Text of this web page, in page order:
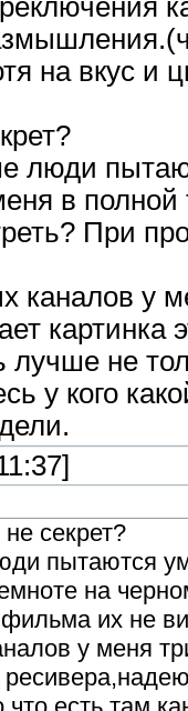
на вкус и
люди
в
При
каналов у
картинка
лучше не
у кого
секрет?
пытаются
на
их не
у меня